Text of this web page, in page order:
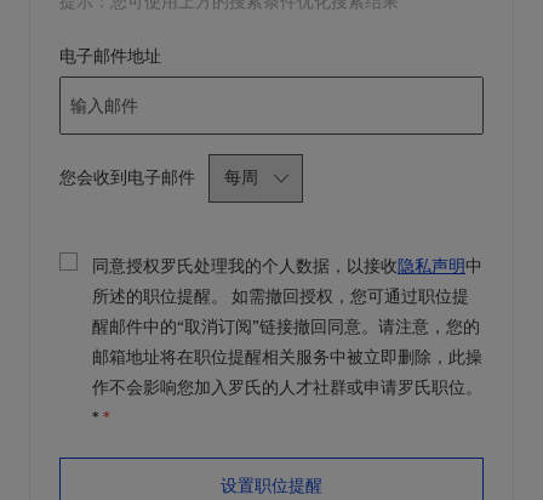
电子邮件地址
您会收到电子邮件Required
同意授权罗氏处理我的个人数据，以接收隐私声明中
所述的职位提醒。 如需撤回授权，您可通过职位提
醒邮件中的“取消订阅”链接撤回同意。请注意，您的
邮箱地址将在职位提醒相关服务中被立即删除，此操
作不会影响您加入罗氏的人才社群或申请罗氏职位。
* *
设置职位提醒